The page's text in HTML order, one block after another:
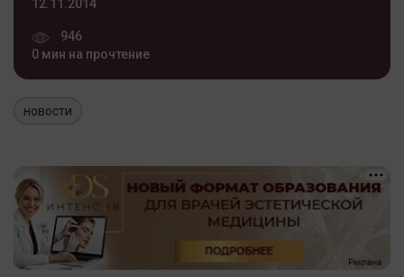
12.11.2014
946
0 мин на прочтение
новости